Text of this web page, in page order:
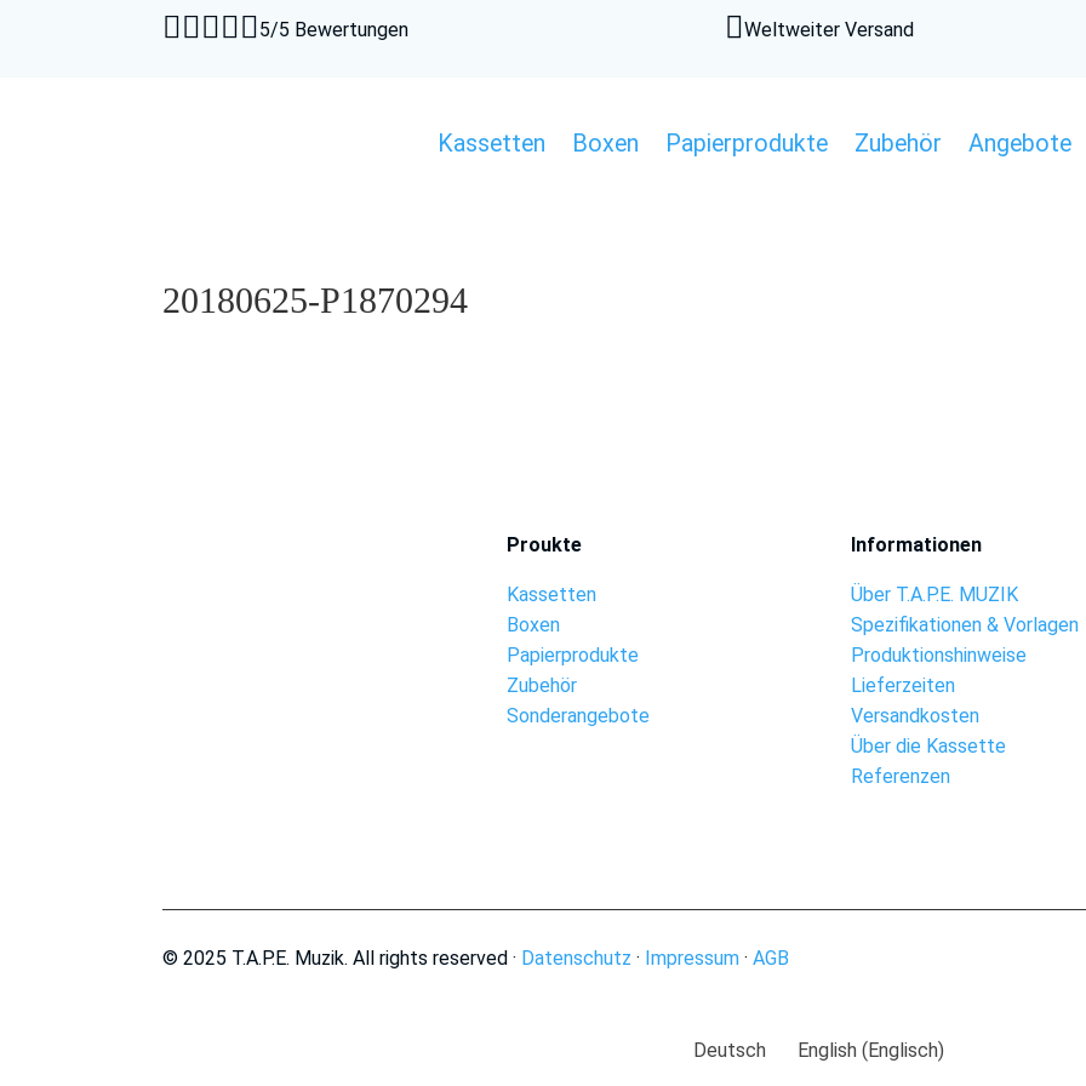
5/5 Bewertungen Weltweiter Versand
Kassetten Boxen Papierprodukte Zubehör Angebote
20180625-P1870294
Proukte
Kassetten
Boxen
Papierprodukte
Zubehör
Sonderangebote
Informationen
Über T.A.P.E. MUZIK
Spezifikationen & Vorlagen
Produktionshinweise
Lieferzeiten
Versandkosten
Über die Kassette
Referenzen
© 2025 T.A.P.E. Muzik. All rights reserved · Datenschutz · Impressum ·AGB
Deutsch English(Englisch)